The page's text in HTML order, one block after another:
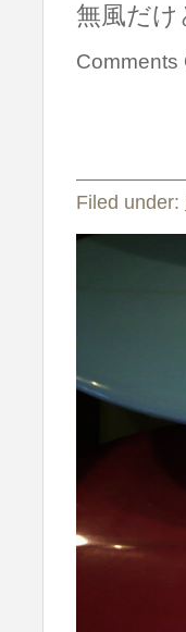
無風だけ
Comments
Filed under: